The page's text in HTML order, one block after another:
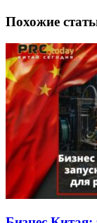
Похожие